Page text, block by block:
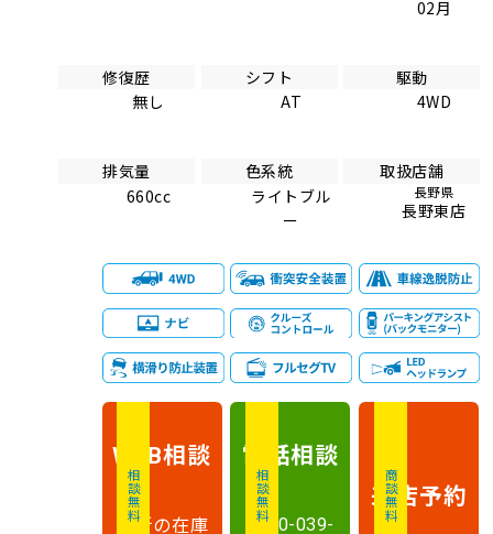
02月
修復歴
無し
シフト
AT
駆動
4WD
排気量
660cc
色系統
ライトブル
ー
取扱店舗
長野県
長野東店
相談無料
WEB相談
最新の在庫
相談無料
電話相談
0120-039-
商談無料
来店予約